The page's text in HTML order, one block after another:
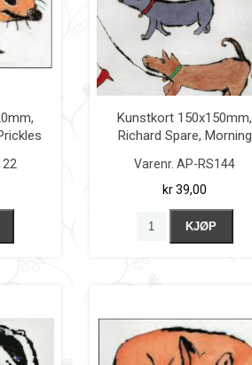
Kunstkort 150x150mm,
Richard Spare, Morning
Varenr. AP-RS144
kr 39,00
KJØP